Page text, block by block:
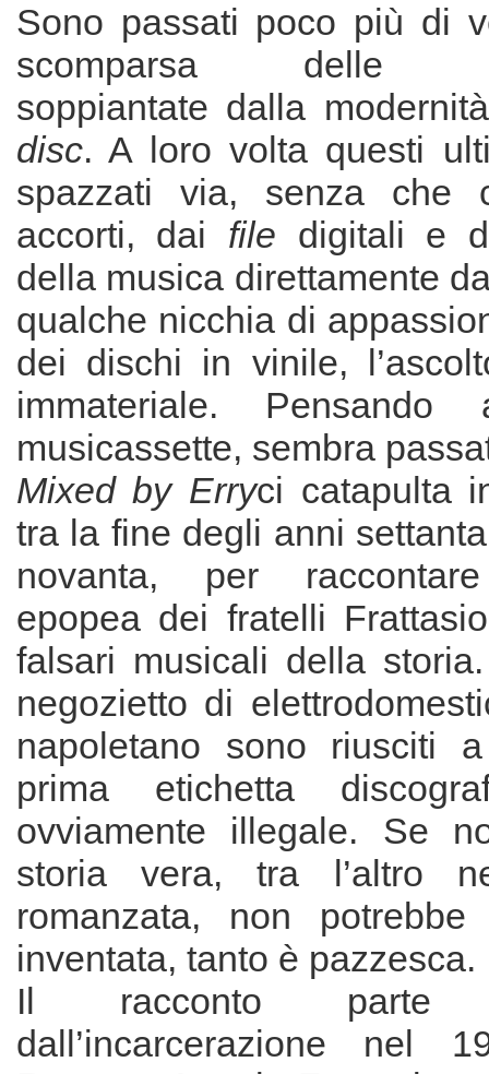
Sono passati poco più di
scomparsa delle
soppiantate dalla
disc. A loro volta questi
spazzati via, senza che
accorti, dai file digitali e
della musica direttamente
qualche nicchia di
dei dischi in vinile,
immateriale. Pensando
musicassette, sembra
Mixed by Erryci catapulta
tra la fine degli anni
novanta, per raccontare
epopea dei fratelli
falsari musicali della
negozietto di
napoletano sono riusciti
prima etichetta
ovviamente illegale. Se
storia vera, tra l’altro
romanzata, non
inventata, tanto è pazzesca.
Il racconto parte
dall’incarcerazione nel